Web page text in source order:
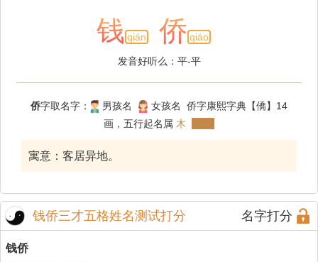
钱 qián 侨 qiáo
发音好听么：平-平
侨字取名字： 男孩名
女孩名 侨字康熙字典【僑】14
画，五行起名属 木
寓意：客居异地。
钱侨三才五格姓名测试打分 名字打分
钱侨